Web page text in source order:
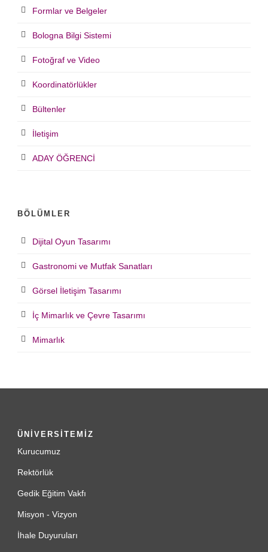
Formlar ve Belgeler
Bologna Bilgi Sistemi
Fotoğraf ve Video
Koordinatörlükler
Bültenler
İletişim
ADAY ÖĞRENCİ
BÖLÜMLER
Dijital Oyun Tasarımı
Gastronomi ve Mutfak Sanatları
Görsel İletişim Tasarımı
İç Mimarlık ve Çevre Tasarımı
Mimarlık
ÜNİVERSİTEMİZ
Kurucumuz
Rektörlük
Gedik Eğitim Vakfı
Misyon - Vizyon
İhale Duyuruları